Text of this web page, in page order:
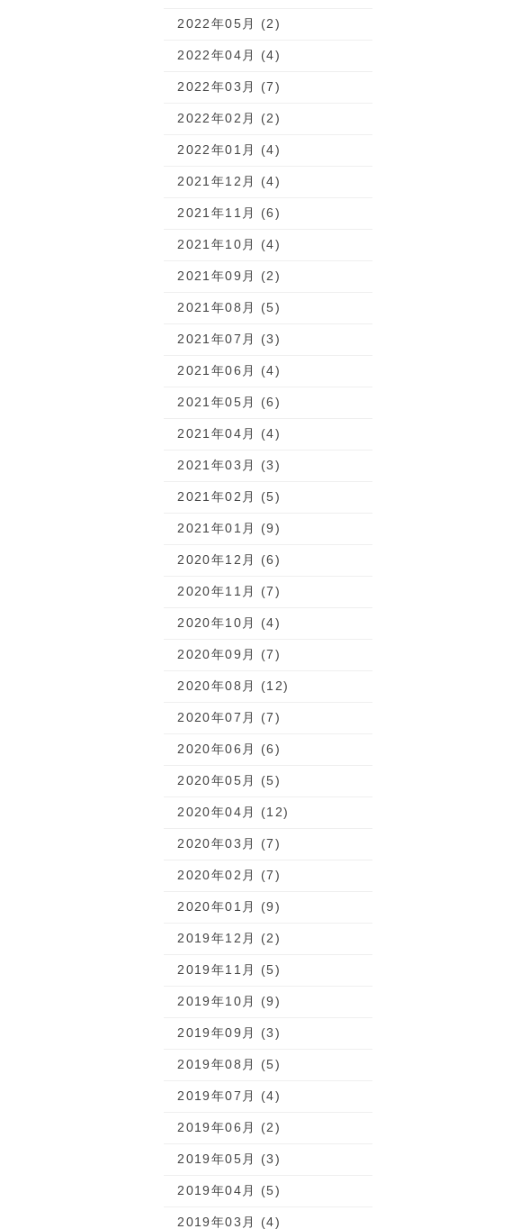
2022年05月 (2)
2022年04月 (4)
2022年03月 (7)
2022年02月 (2)
2022年01月 (4)
2021年12月 (4)
2021年11月 (6)
2021年10月 (4)
2021年09月 (2)
2021年08月 (5)
2021年07月 (3)
2021年06月 (4)
2021年05月 (6)
2021年04月 (4)
2021年03月 (3)
2021年02月 (5)
2021年01月 (9)
2020年12月 (6)
2020年11月 (7)
2020年10月 (4)
2020年09月 (7)
2020年08月 (12)
2020年07月 (7)
2020年06月 (6)
2020年05月 (5)
2020年04月 (12)
2020年03月 (7)
2020年02月 (7)
2020年01月 (9)
2019年12月 (2)
2019年11月 (5)
2019年10月 (9)
2019年09月 (3)
2019年08月 (5)
2019年07月 (4)
2019年06月 (2)
2019年05月 (3)
2019年04月 (5)
2019年03月 (4)